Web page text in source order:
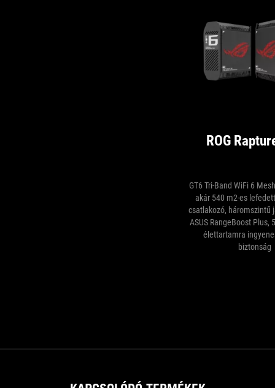
ROG
GT6 Tri-Band WiFi 6
akár 540 m2-es
csatlakozó, háromszintű
ASUS RangeBoost Plus,
élettartamra
biztonság